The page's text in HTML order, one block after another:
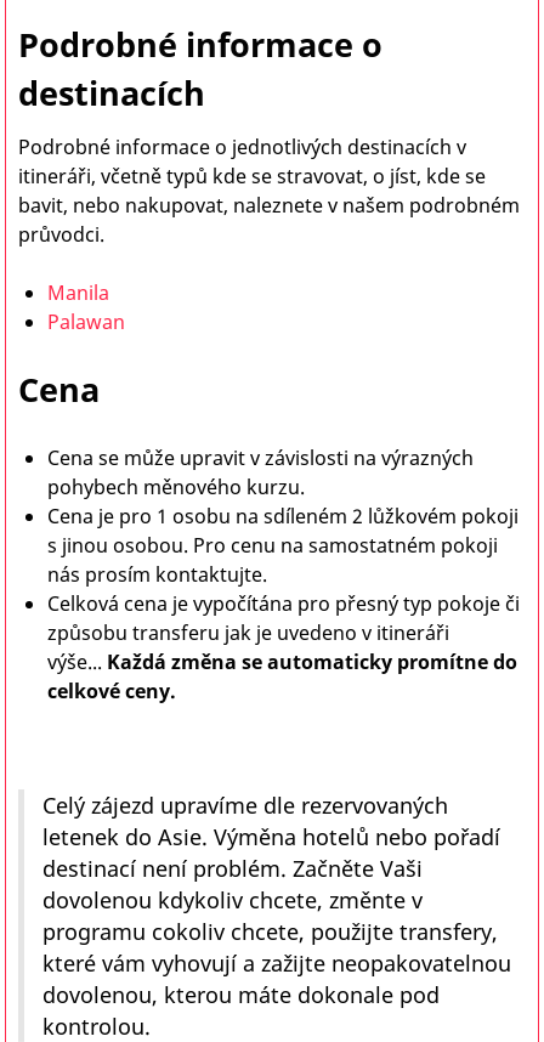
Podrobné informace o
destinacích
Podrobné informace o jednotlivých destinacích v
itineráři, včetně typů kde se stravovat, o jíst, kde se
bavit, nebo nakupovat, naleznete v našem podrobném
průvodci.
Manila
Palawan
Cena
Cena se může upravit v závislosti na výrazných
pohybech měnového kurzu.
Cena je pro 1 osobu na sdíleném 2 lůžkovém pokoji
s jinou osobou. Pro cenu na samostatném pokoji
nás prosím kontaktujte.
Celková cena je vypočítána pro přesný typ pokoje či
způsobu transferu jak je uvedeno v itineráři
výše... Každá změna se automaticky promítne do
celkové ceny.
Celý zájezd upravíme dle rezervovaných
letenek do Asie. Výměna hotelů nebo pořadí
destinací není problém. Začněte Vaši
dovolenou kdykoliv chcete, změnte v
programu cokoliv chcete, použijte transfery,
které vám vyhovují a zažijte neopakovatelnou
dovolenou, kterou máte dokonale pod
kontrolou.